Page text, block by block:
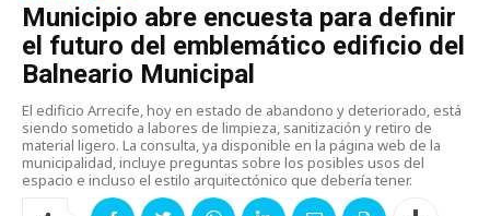
Municipio abre encuesta para definir
el futuro del emblemático edificio del
Balneario Municipal
El edificio Arrecife, hoy en estado de abandono y deteriorado, está
siendo sometido a labores de limpieza, sanitización y retiro de
material ligero. La consulta, ya disponible en la página web de la
municipalidad, incluye preguntas sobre los posibles usos del
espacio e incluso el estilo arquitectónico que debería tener.